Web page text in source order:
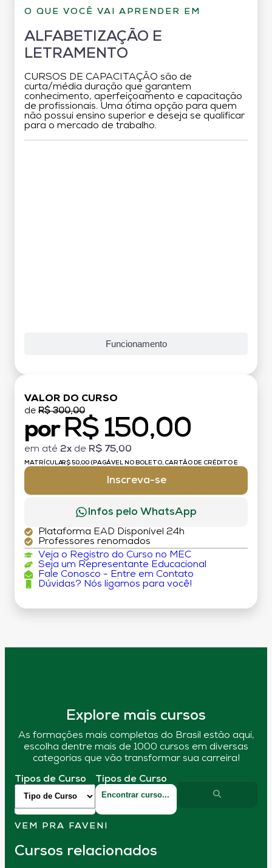
O QUE VOCÊ VAI APRENDER EM
ALFABETIZAÇÃO E
LETRAMENTO
CURSOS DE CAPACITAÇÃO são de
curta/média duração que garantem
conhecimento, aperfeiçoamento e capacitação
de profissionais. Uma ótima opção para quem
não possui ensino superior e deseja se qualificar
para o mercado de trabalho.
Funcionamento
VALOR DO CURSO
de R$ 300,00
por R$ 150,00
em até 2x de R$ 75,00
MATRÍCULA:R$ 50,00 (PAGÁVEL NO BOLETO, CARTÃO DE CRÉDITO E
Inscreva-se
Infos pelo WhatsApp
Plataforma EAD Disponível 24h
Professores renomados
Veja o Registro do Curso no MEC
Seja um Representante Educacional
Fale Conosco - Entre em Contato
Dúvidas? Nós ligamos para você!
Explore mais cursos
As formações mais completas do Brasil estão aqui,
escolha dentre mais de 1000 cursos em diversas
categorias que vão transformar sua carreira!
Tipos de Curso Tipos de Curso
VEM PRA FAVENI
Cursos relacionados